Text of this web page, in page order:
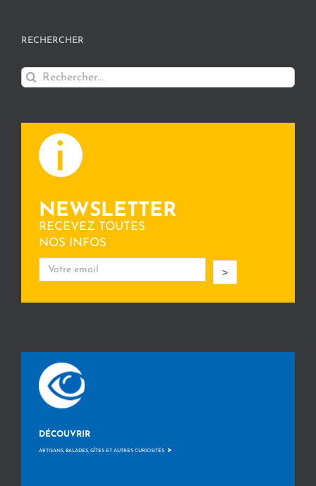
RECHERCHER
Rechercher:
NEWSLETTER
RECEVEZ TOUTES
NOS INFOS
>
DÉCOUVRIR
ARTISANS, BALADES, GÎTES ET AUTRES CURIOSITÉS >